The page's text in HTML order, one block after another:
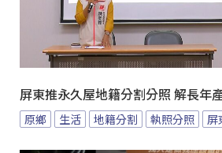
屏東推永久屋地籍分割分照 解長年
原鄉 生活 地籍分割 執照分照 屏